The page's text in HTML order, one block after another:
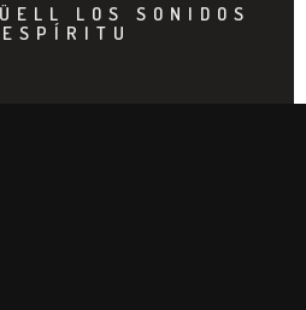
LOS SONIDOS